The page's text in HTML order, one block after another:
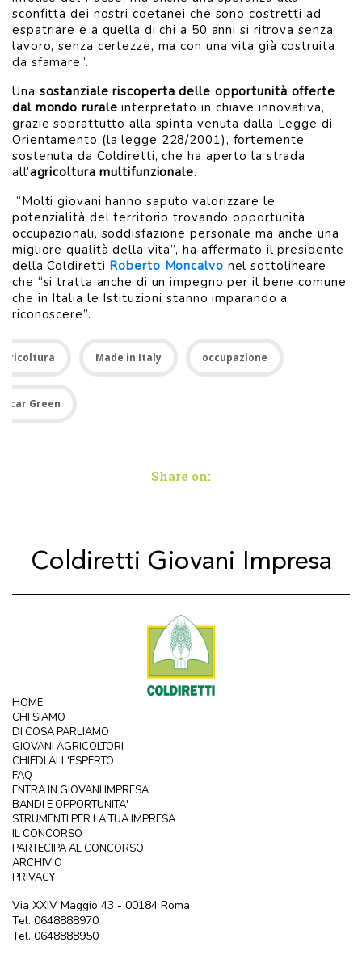
sconfitta dei nostri coetanei che sono costretti ad
espatriare e a quella di chi a 50 anni si ritrova senza
lavoro, senza certezze, ma con una vita già costruita
da sfamare”.
Una sostanziale riscoperta delle opportunità offerte
dal mondo rurale interpretato in chiave innovativa,
grazie soprattutto alla spinta venuta dalla Legge di
Orientamento (la legge 228/2001), fortemente
sostenuta da Coldiretti, che ha aperto la strada
all’agricoltura multifunzionale.
“Molti giovani hanno saputo valorizzare le
potenzialità del territorio trovando opportunità
occupazionali, soddisfazione personale ma anche una
migliore qualità della vita”, ha affermato il presidente
della Coldiretti Roberto Moncalvo nel sottolineare
che “si tratta anche di un impegno per il bene comune
che in Italia le Istituzioni stanno imparando a
riconoscere”.
Made in Italy occupazione
Green
Share on:
Coldiretti Giovani Impresa
HOME
CHI SIAMO
DI COSA PARLIAMO
GIOVANI AGRICOLTORI
CHIEDI ALL'ESPERTO
FAQ
ENTRA IN GIOVANI IMPRESA
BANDI E OPPORTUNITA'
STRUMENTI PER LA TUA IMPRESA
IL CONCORSO
PARTECIPA AL CONCORSO
ARCHIVIO
PRIVACY
Via XXIV Maggio 43 - 00184 Roma
Tel. 0648888970
Tel. 0648888950